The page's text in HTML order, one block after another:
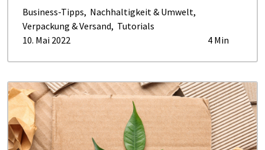
Business-Tipps, Nachhaltigkeit & Umwelt,
Verpackung & Versand, Tutorials
10. Mai 2022
4 Min